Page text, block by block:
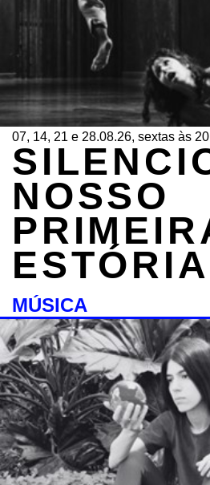
07, 14, 21 e 28.08.26, sextas às
NOSSO
MÚSICA